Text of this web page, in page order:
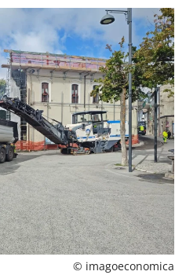
© imagoeconomica